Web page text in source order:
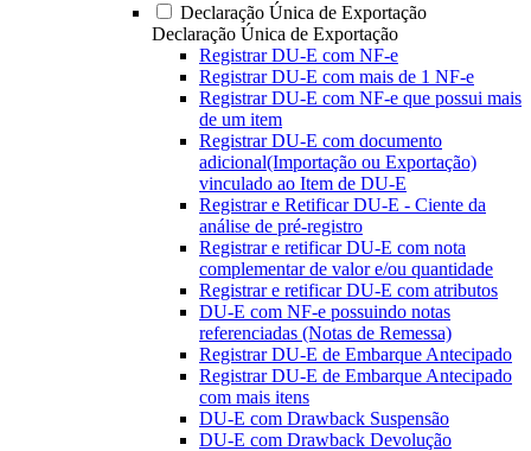
Declaração Única de Exportação
Declaração Única de Exportação
Registrar DU-E com NF-e
Registrar DU-E com mais de 1 NF-e
Registrar DU-E com NF-e que possui mais
de um item
Registrar DU-E com documento
adicional(Importação ou Exportação)
vinculado ao Item de DU-E
Registrar e Retificar DU-E - Ciente da
análise de pré-registro
Registrar e retificar DU-E com nota
complementar de valor e/ou quantidade
Registrar e retificar DU-E com atributos
DU-E com NF-e possuindo notas
referenciadas (Notas de Remessa)
Registrar DU-E de Embarque Antecipado
Registrar DU-E de Embarque Antecipado
com mais itens
DU-E com Drawback Suspensão
DU-E com Drawback Devolução